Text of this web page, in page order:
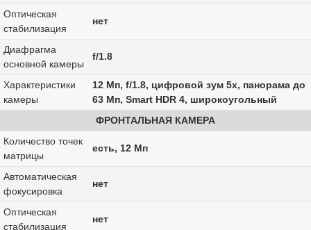
Оптическая
стабилизация
нет
Диафрагма
основной камеры
f/1.8
Характеристики
камеры
12 Мп, f/1.8, цифровой зум 5x, панорама до
63 Мп, Smart HDR 4, широкоугольный
ФРОНТАЛЬНАЯ КАМЕРА
Количество точек
матрицы
есть, 12 Мп
Автоматическая
фокусировка
нет
Оптическая
стабилизация
нет